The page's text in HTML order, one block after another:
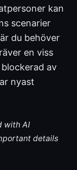
kan
scenarier
du behöver
en viss
av
nyast
with AI
details